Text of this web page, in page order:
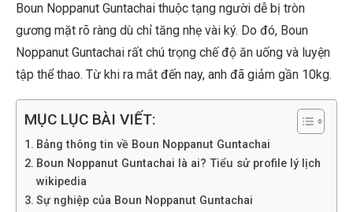
Boun Noppanut Guntachai thuộc tạng người dễ bị tròn
gương mặt rõ ràng dù chỉ tăng nhẹ vài ký. Do đó, Boun
Noppanut Guntachai rất chú trọng chế độ ăn uống và luyện
tập thể thao. Từ khi ra mắt đến nay, anh đã giảm gần 10kg.
MỤC LỤC BÀI VIẾT:
Bảng thông tin về Boun Noppanut Guntachai
Boun Noppanut Guntachai là ai? Tiểu sử profile lý lịch
wikipedia
Sự nghiệp của Boun Noppanut Guntachai